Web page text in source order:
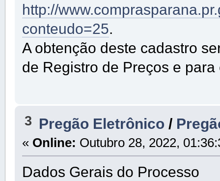
http://
conteudo=25.
A obtenção deste cadastro
de Registro de Preços e
3 Pregão Eletrônico /
« Online: Outubro 28, 2022,
Dados Gerais do Processo